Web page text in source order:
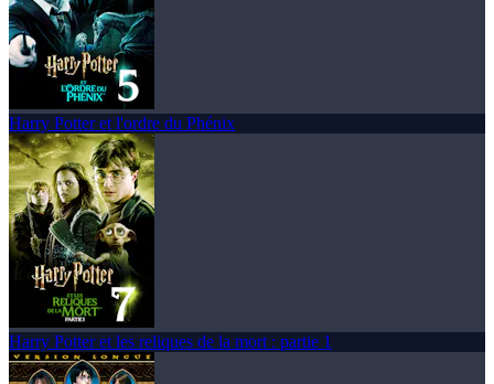
Harry Potter et l'ordre du Phénix
Harry Potter et les reliques de la mort : partie 1